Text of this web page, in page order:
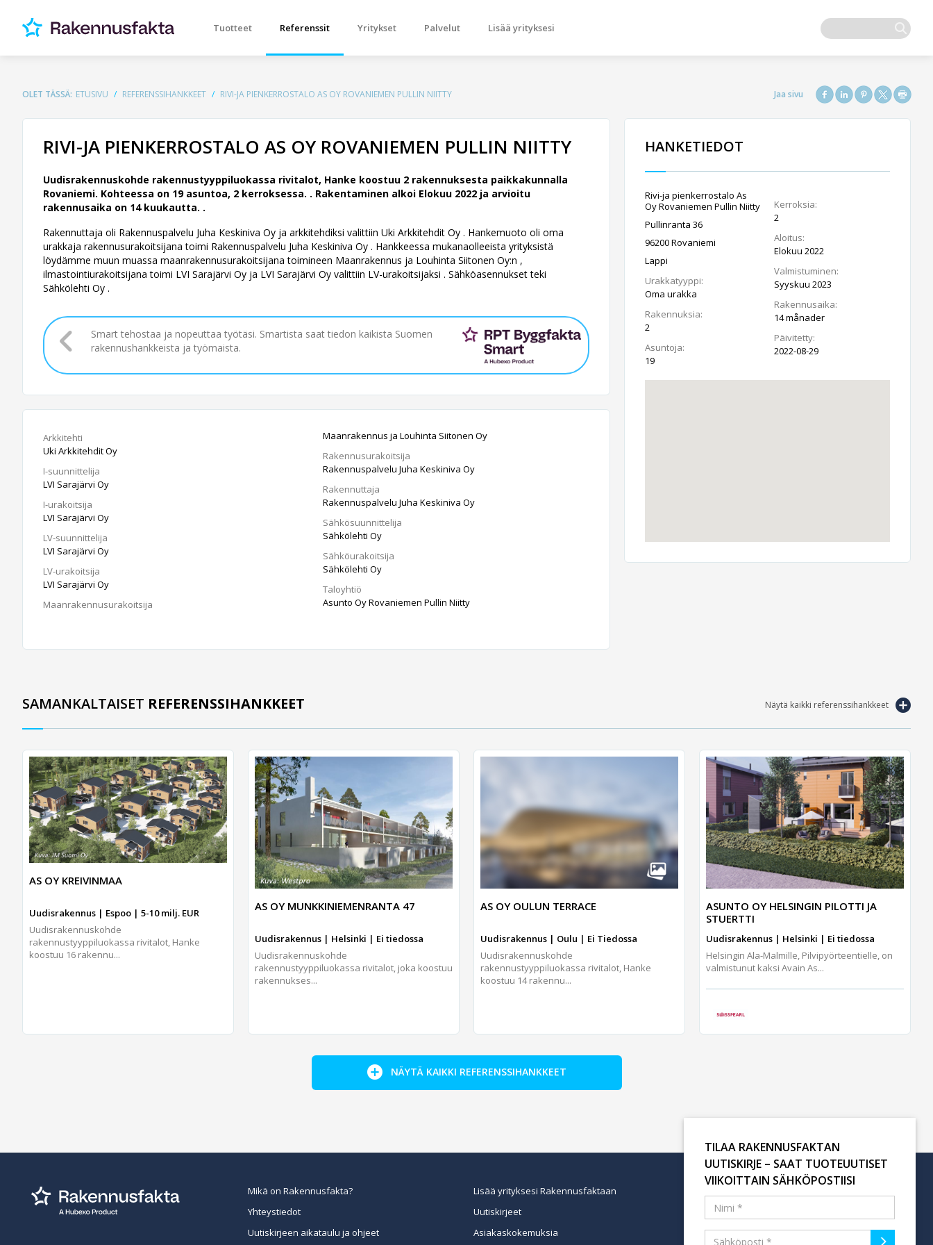
Tuotteet Referenssit Yritykset Palvelut Lisää yrityksesi
OLET TÄSSÄ: ETUSIVU REFERENSSIHANKKEET RIVI-JA PIENKERROSTALO AS OY ROVANIEMEN PULLIN NIITTY
RIVI-JA PIENKERROSTALO AS OY ROVANIEMEN PULLIN NIITTY
Uudisrakennuskohde rakennustyyppiluokassa rivitalot, Hanke koostuu 2 rakennuksesta paikkakunnalla
Rovaniemi. Kohteessa on 19 asuntoa, 2 kerroksessa. . Rakentaminen alkoi Elokuu 2022 ja arvioitu
rakennusaika on 14 kuukautta. .
Rakennuttaja oli Rakennuspalvelu Juha Keskiniva Oy ja arkkitehdiksi valittiin Uki Arkkitehdit Oy . Hankemuoto oli oma
urakkaja rakennusurakoitsijana toimi Rakennuspalvelu Juha Keskiniva Oy . Hankkeessa mukanaolleeista yrityksistä
löydämme muun muassa maanrakennusurakoitsijana toimineen Maanrakennus ja Louhinta Siitonen Oy:n ,
ilmastointiurakoitsijana toimi LVI Sarajärvi Oy ja LVI Sarajärvi Oy valittiin LV-urakoitsijaksi . Sähköasennukset teki
Sähkölehti Oy .
Smart tehostaa ja nopeuttaa työtäsi. Smartista saat tiedon kaikista Suomen
rakennushankkeista ja työmaista.
Arkkitehti
Uki Arkkitehdit Oy
I-suunnittelija
LVI Sarajärvi Oy
I-urakoitsija
LVI Sarajärvi Oy
LV-suunnittelija
LVI Sarajärvi Oy
LV-urakoitsija
LVI Sarajärvi Oy
Maanrakennusurakoitsija
Maanrakennus ja Louhinta Siitonen Oy
Rakennusurakoitsija
Rakennuspalvelu Juha Keskiniva Oy
Rakennuttaja
Rakennuspalvelu Juha Keskiniva Oy
Sähkösuunnittelija
Sähkölehti Oy
Sähköurakoitsija
Sähkölehti Oy
Taloyhtiö
Asunto Oy Rovaniemen Pullin Niitty
HANKETIEDOT
Rivi-ja pienkerrostalo As
Oy Rovaniemen Pullin Niitty
Pullinranta 36
96200 Rovaniemi
Lappi
Urakkatyyppi:
Oma urakka
Rakennuksia:
2
Asuntoja:
19
Kerroksia:
2
Aloitus:
Elokuu 2022
Valmistuminen:
Syyskuu 2023
Rakennusaika:
14 månader
Päivitetty:
2022-08-29
Näytä kaikki referenssihankkeet
SAMANKALTAISET REFERENSSIHANKKEET
AS OY KREIVINMAA
Uudisrakennus | Espoo | 5-10 milj. EUR
Uudisrakennuskohde
rakennustyyppiluokassa rivitalot, Hanke
koostuu 16 rakennu...
AS OY MUNKKINIEMENRANTA 47
Uudisrakennus | Helsinki | Ei tiedossa
Uudisrakennuskohde
rakennustyyppiluokassa rivitalot, joka koostuu
rakennukses...
AS OY OULUN TERRACE
Uudisrakennus | Oulu | Ei Tiedossa
Uudisrakennuskohde
rakennustyyppiluokassa rivitalot, Hanke
koostuu 14 rakennu...
ASUNTO OY HELSINGIN PILOTTI JA
STUERTTI
Uudisrakennus | Helsinki | Ei tiedossa
Helsingin Ala-Malmille, Pilvipyörteentielle, on
valmistunut kaksi Avain As...
NÄYTÄ KAIKKI REFERENSSIHANKKEET
Mikä on Rakennusfakta?
Yhteystiedot
Uutiskirjeen aikataulu ja ohjeet
Lisää yrityksesi Rakennusfaktaan
Uutiskirjeet
Asiakaskokemuksia
TILAA RAKENNUSFAKTAN
UUTISKIRJE – SAAT TUOTEUUTISET
VIIKOITTAIN SÄHKÖPOSTIISI